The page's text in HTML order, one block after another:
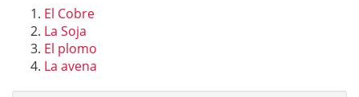
El Cobre
La Soja
El plomo
La avena